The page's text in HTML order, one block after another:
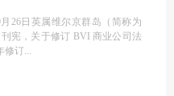
月26日英属维尔京群岛（简称为
刊宪，关于修订 BVI 商业公司法
修订